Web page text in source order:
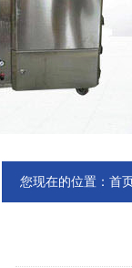
您现在的位置： 首